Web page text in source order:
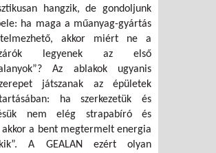
hangzik, de gondoljunk
ha maga a műanyag-gyártás
akkor miért ne a
legyenek az első
Az ablakok ugyanis
játszanak az épületek
ha szerkezetük és
nem elég strapabíró és
akkor a bent megtermelt energia
A GEALAN ezért olyan